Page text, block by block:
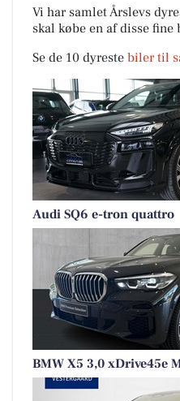
Vi har samlet Årslevs
skal købe en af disse fine
Se de 10 dyreste biler til
Audi SQ6 e-tron quattro
BMW X5 3,0 xDrive45e